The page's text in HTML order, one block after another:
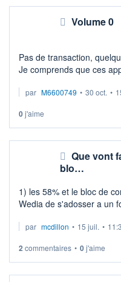
Volume 0
Pas de transaction,
Je comprends que ces
par M6600749 • 30 oct. •
0j'aime
Que vont
blo…
1) les 58% et le bloc de
Wedia de s'adosser a un
developper le
par mcdillon • 15 juil. •
2 commentaires • 0j'aime